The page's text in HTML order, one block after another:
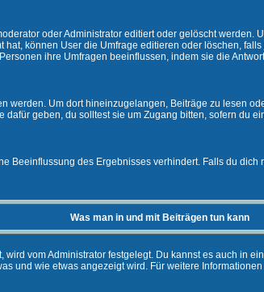
oder Administrator editiert oder gelöscht
können User die Umfrage editieren oder löschen,
ihre Umfragen beeinflussen, indem sie die
werden. Um dort hineinzugelangen, Beiträge zu lesen
geben, du solltest sie um Zugang bitten, sofern du
Beeinflussung des Ergebnisses verhindert. Falls du
Was man in und mit Beiträgen tun kann
vom Administrator festgelegt. Du kannst es auch in
und wie etwas angezeigt wird. Für weitere